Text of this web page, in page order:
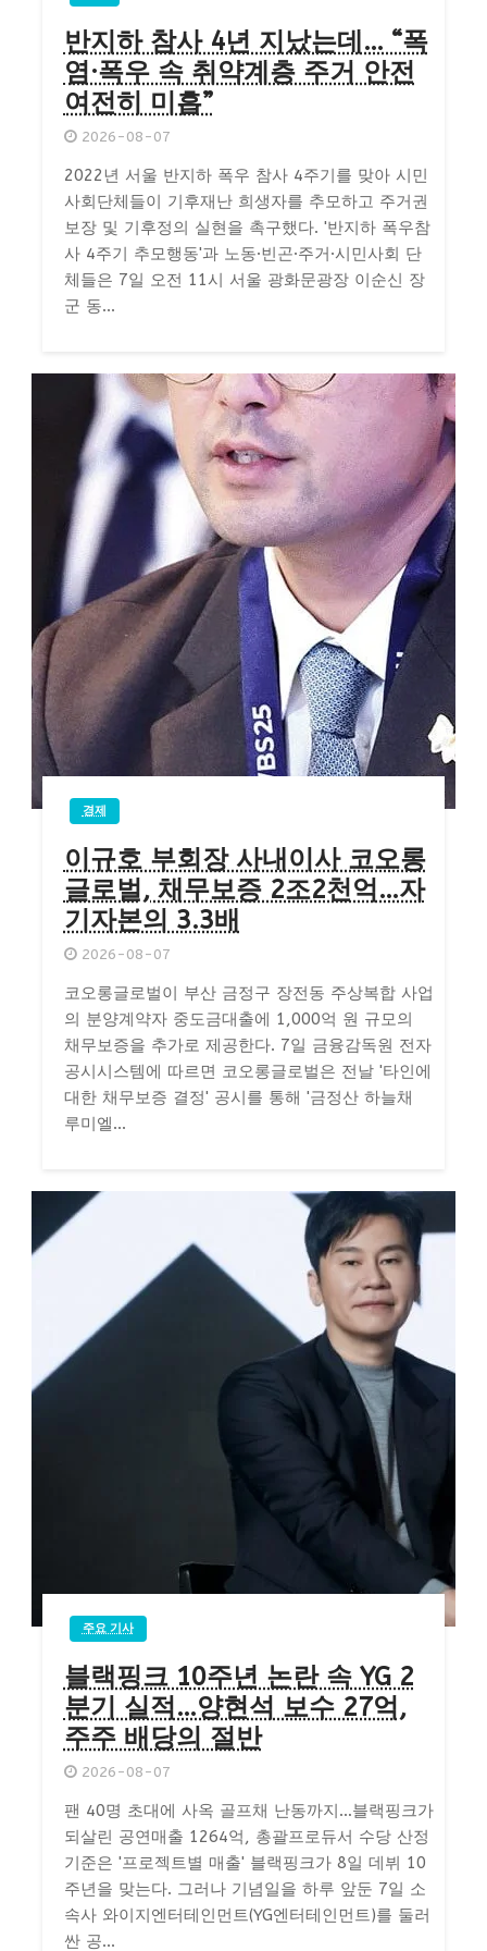
반지하 참사 4년 지났는데… “폭
염·폭우 속 취약계층 주거 안전
여전히 미흡”
2026-08-07
2022년 서울 반지하 폭우 참사 4주기를 맞아 시민
사회단체들이 기후재난 희생자를 추모하고 주거권
보장 및 기후정의 실현을 촉구했다. '반지하 폭우참
사 4주기 추모행동'과 노동·빈곤·주거·시민사회 단
체들은 7일 오전 11시 서울 광화문광장 이순신 장
군 동...
경제
이규호 부회장 사내이사 코오롱
글로벌, 채무보증 2조2천억…자
기자본의 3.3배
2026-08-07
코오롱글로벌이 부산 금정구 장전동 주상복합 사업
의 분양계약자 중도금대출에 1,000억 원 규모의
채무보증을 추가로 제공한다. 7일 금융감독원 전자
공시시스템에 따르면 코오롱글로벌은 전날 '타인에
대한 채무보증 결정' 공시를 통해 '금정산 하늘채
루미엘...
주요 기사
블랙핑크 10주년 논란 속 YG 2
분기 실적…양현석 보수 27억,
주주 배당의 절반
2026-08-07
팬 40명 초대에 사옥 골프채 난동까지…블랙핑크가
되살린 공연매출 1264억, 총괄프로듀서 수당 산정
기준은 '프로젝트별 매출' 블랙핑크가 8일 데뷔 10
주년을 맞는다. 그러나 기념일을 하루 앞둔 7일 소
속사 와이지엔터테인먼트(YG엔터테인먼트)를 둘러
싼 공...